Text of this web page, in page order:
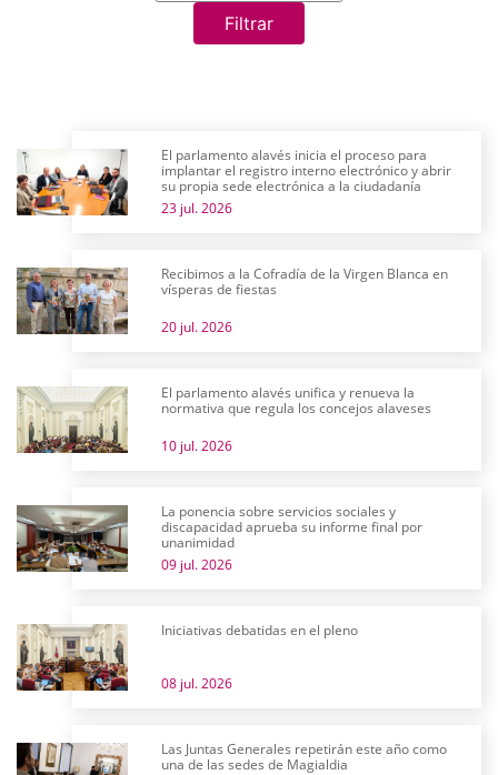
Filtrar
El parlamento alavés inicia el proceso para
implantar el registro interno electrónico y abrir
su propia sede electrónica a la ciudadanía
23 jul. 2026
Recibimos a la Cofradía de la Virgen Blanca en
vísperas de fiestas
20 jul. 2026
El parlamento alavés unifica y renueva la
normativa que regula los concejos alaveses
10 jul. 2026
La ponencia sobre servicios sociales y
discapacidad aprueba su informe final por
unanimidad
09 jul. 2026
Iniciativas debatidas en el pleno
08 jul. 2026
Las Juntas Generales repetirán este año como
una de las sedes de Magialdia